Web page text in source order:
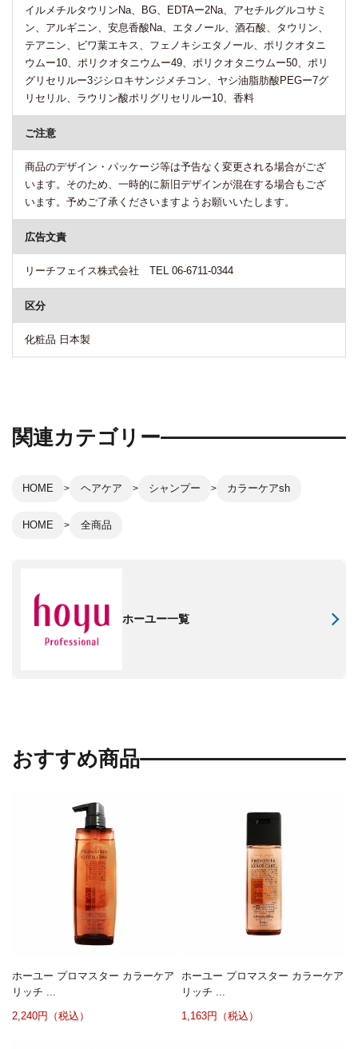
イルメチルタウリンNa、BG、EDTAー2Na、アセチルグルコサミ
ン、アルギニン、安息香酸Na、エタノール、酒石酸、タウリン、
テアニン、ビワ葉エキス、フェノキシエタノール、ポリクオタニ
ウムー10、ポリクオタニウムー49、ポリクオタニウムー50、ポリ
グリセリルー3ジシロキサンジメチコン、ヤシ油脂肪酸PEGー7グ
リセリル、ラウリン酸ポリグリセリルー10、香料
ご注意
商品のデザイン・パッケージ等は予告なく変更される場合がござ
います。そのため、一時的に新旧デザインが混在する場合もござ
います。予めご了承くださいますようお願いいたします。
広告文責
リーチフェイス株式会社 TEL 06-6711-0344
区分
化粧品 日本製
関連カテゴリー
HOME ヘアケア シャンプー カラーケアsh
HOME 全商品
ホーユー一覧
おすすめ商品
ホーユー プロマスター カラーケア
リッチ ...
2,240円（税込）
ホーユー プロマスター カラーケア
リッチ ...
1,163円（税込）